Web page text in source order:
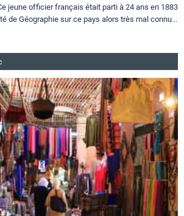
jeune officier français était parti à 24 ans en 1883
de Géographie sur ce pays alors très mal connu...